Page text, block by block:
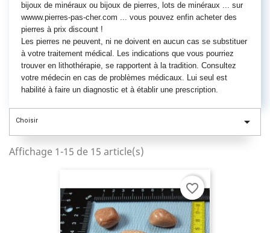
bijoux de minéraux ou bijoux de pierres, lots de minéraux ... sur
wwww.pierres-pas-cher.com ... vous pouvez enfin acheter des
pierres à prix discount !
Les pierres ne peuvent, ni ne doivent en aucun cas se substituer
à votre traitement médical. Les indications que vous pourriez
trouver en lithothérapie, se rapportent à la tradition. Consultez
votre médecin en cas de problèmes médicaux. Lui seul est
habilité à faire un diagnostic et à établir une prescription.
Choisir 
Affichage 1-15 de 15 article(s)
favorite_border